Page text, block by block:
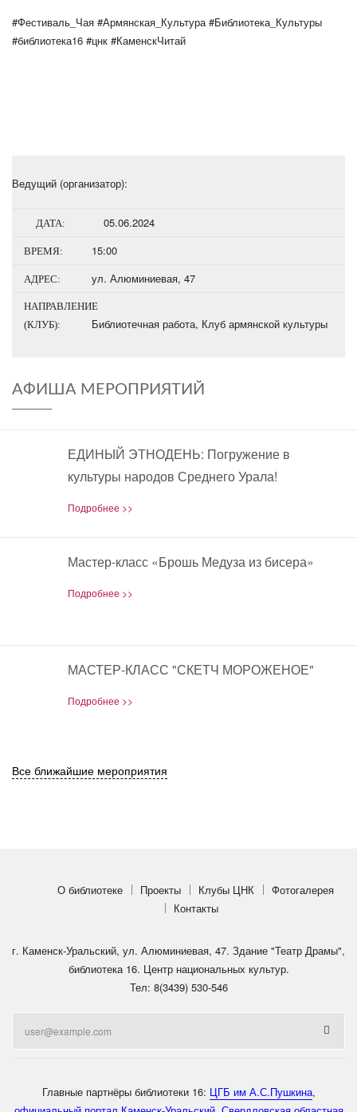
#Фестиваль_Чая #Армянская_Культура #Библиотека_Культуры
#библиотека16 #цнк #КаменскЧитай
Ведущий (организатор):
ДАТА: 05.06.2024
ВРЕМЯ: 15:00
АДРЕС: ул. Алюминиевая, 47
НАПРАВЛЕНИЕ
(КЛУБ):
Библиотечная работа, Клуб армянской культуры
АФИША МЕРОПРИЯТИЙ
ЕДИНЫЙ ЭТНОДЕНЬ: Погружение в
культуры народов Среднего Урала!
Подробнее >>
Мастер-класс «Брошь Медуза из бисера»
Подробнее >>
МАСТЕР-КЛАСС "СКЕТЧ МОРОЖЕНОЕ"
Подробнее >>
Все ближайшие мероприятия
О библиотеке Проекты Клубы ЦНК
Фотогалерея
Контакты
г. Каменск-Уральский, ул. Алюминиевая, 47. Здание "Театр Драмы",
библиотека 16. Центр национальных культур.
Тел: 8(3439) 530-546
Главные партнёры библиотеки 16: ЦГБ им А.С.Пушкина,